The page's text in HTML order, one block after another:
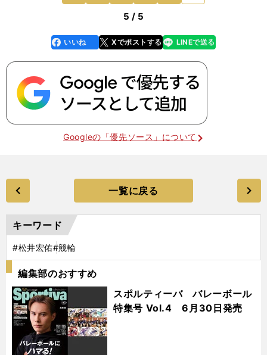
5 / 5
faceboo
k
いいね Xでポストする
line LINEで送る
Googleの「優先ソース」について
一覧に戻る
キーワード
#松井宏佑#競輪
編集部のおすすめ
スポルティーバ バレーボール
特集号 Vol.4 6月30日発売